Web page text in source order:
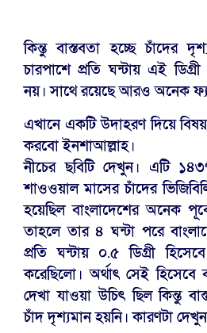
কিন্তু বাস্তবতা হচ্ছে চাঁদের
চারপাশে প্রতি ঘন্টায় এই
নয়। সাথে রয়েছে আরও অনেক
এখানে একটি উদাহরণ দিয়ে
করবো ইনশাআল্লাহ।
নীচের ছবিটি দেখুন। এটি
শাওওয়াল মাসের চাঁদের
হয়েছিল বাংলাদেশের অনেক
তাহলে তার ৪ ঘন্টা পরে
প্রতি ঘন্টায় ০.৫ ডিগ্রী
করেছিলো। অর্থাৎ সেই হিসেবে
দেখা যাওয়া উচিৎ ছিল কিন্তু
চাঁদ দৃশ্যমান হয়নি। কারণটা